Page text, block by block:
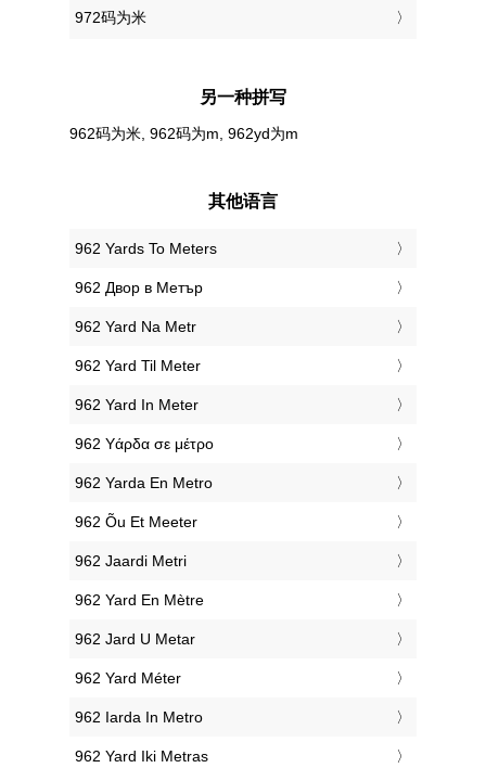
972码为米
另一种拼写
962码为米, 962码为m, 962yd为m
其他语言
‎962 Yards To Meters
‎962 Двор в Метър
‎962 Yard Na Metr
‎962 Yard Til Meter
‎962 Yard In Meter
‎962 Υάρδα σε μέτρο
‎962 Yarda En Metro
‎962 Õu Et Meeter
‎962 Jaardi Metri
‎962 Yard En Mètre
‎962 Jard U Metar
‎962 Yard Méter
‎962 Iarda In Metro
‎962 Yard Iki Metras